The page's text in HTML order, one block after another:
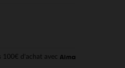
100€ d'achat avec